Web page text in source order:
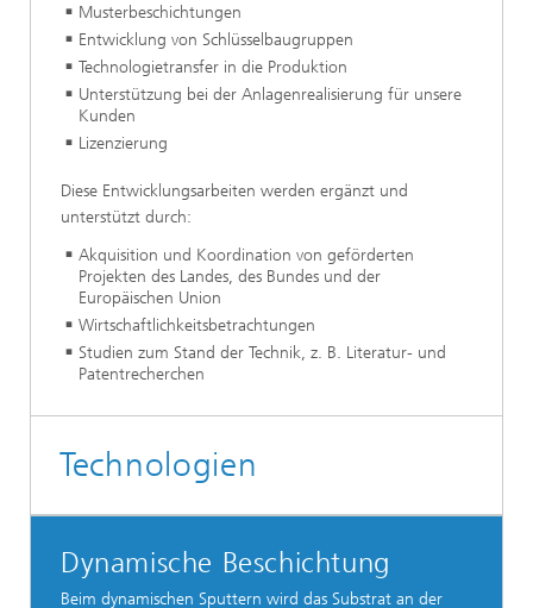
Musterbeschichtungen
Entwicklung von Schlüsselbaugruppen
Technologietransfer in die Produktion
Unterstützung bei der Anlagenrealisierung für unsere
Kunden
Lizenzierung
Diese Entwicklungsarbeiten werden ergänzt und
unterstützt durch:
Akquisition und Koordination von geförderten
Projekten des Landes, des Bundes und der
Europäischen Union
Wirtschaftlichkeitsbetrachtungen
Studien zum Stand der Technik, z. B. Literatur- und
Patentrecherchen
Technologien
Dynamische Beschichtung
Beim dynamischen Sputtern wird das Substrat an der